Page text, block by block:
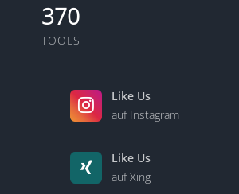
370
TOOLS
Like Us
auf Instagram
Like Us
auf Xing